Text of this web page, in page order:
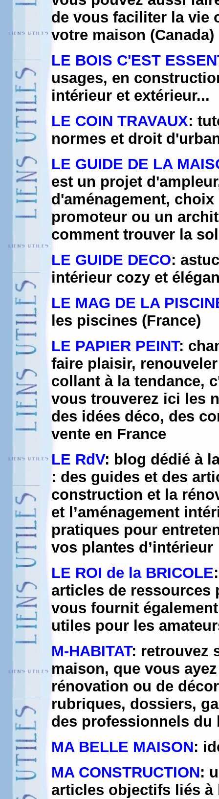
de vous faciliter la vie
votre maison (Canada)
LE BOIS C'EST
usages, en
intérieur et extérieur...
LE COIN TRAVAUX:
normes et droit
LE GUIDE DE LA
est un projet
d'aménagement,
promoteur ou un
comment trouver la
LE GUIDE DECO:
intérieur cozy et
LE MAG DE LA
les piscines (France)
LE PAPIER PEINT:
faire plaisir,
collant à la tendance,
vous trouverez ici les
des idées déco, des
vente en France
LE RdV: blog dédié à
: des guides et des
construction et la
et l’aménagement
pratiques pour
vos plantes d’intérieur
LE ROI de la BRICOLE
articles de ressources
vous fournit
utiles pour les
M-HABITAT: retrouvez
maison, que vous
rénovation ou de
rubriques, dossiers,
des professionnels du
MA BELLE MAISON:
MA CONSTRUCTION:
articles objectifs liés à